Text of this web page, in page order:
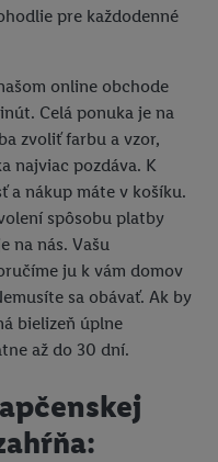
pre každodenné
online obchode
Celá ponuka je na
zvoliť farbu a vzor,
najviac pozdáva. K
a nákup máte v košíku.
spôsobu platby
na nás. Vašu
ju k vám domov
sa obávať. Ak by
bielizeň úplne
až do 30 dní.